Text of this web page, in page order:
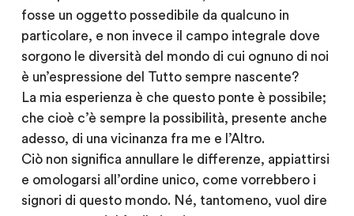
fosse un oggetto possedibile da qualcuno in
particolare, e non invece il campo integrale dove
sorgono le diversità del mondo di cui ognuno di noi
è un’espressione del Tutto sempre nascente?
La mia esperienza è che questo ponte è possibile;
che cioè c’è sempre la possibilità, presente anche
adesso, di una vicinanza fra me e l’Altro.
Ciò non significa annullare le differenze, appiattirsi
e omologarsi all’ordine unico, come vorrebbero i
signori di questo mondo. Né, tantomeno, vuol dire